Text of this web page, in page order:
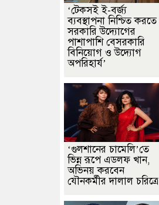
‘টেকসই ই-বর্জ্য
ব্যবস্থাপনা নিশ্চিত করতে
সরকারি উদ্যোগের
পাশাপাশি বেসরকারি
বিনিয়োগ ও উদ্যোগ
অপরিহার্য’
‘গুলশানের চামেলি’তে
ভিন্ন রূপে এডলফ খান,
অভিনয় করবেন
যৌনকর্মীর দালাল চরিত্রে